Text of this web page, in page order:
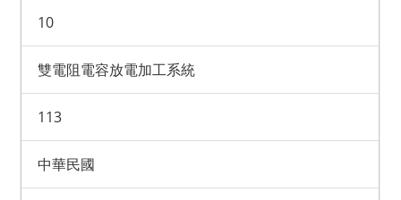
10
雙電阻電容放電加工系統
113
中華民國